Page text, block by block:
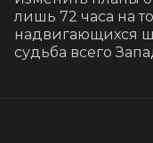
лишь 72 часа на
надвигающихся
судьба всего